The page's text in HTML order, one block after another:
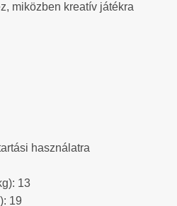
miközben kreatív játékra
használatra
13
19